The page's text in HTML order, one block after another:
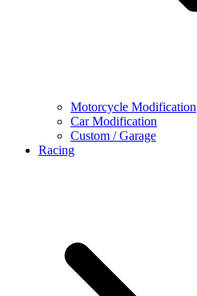
Motorcycle Modification
Car Modification
Custom / Garage
Racing